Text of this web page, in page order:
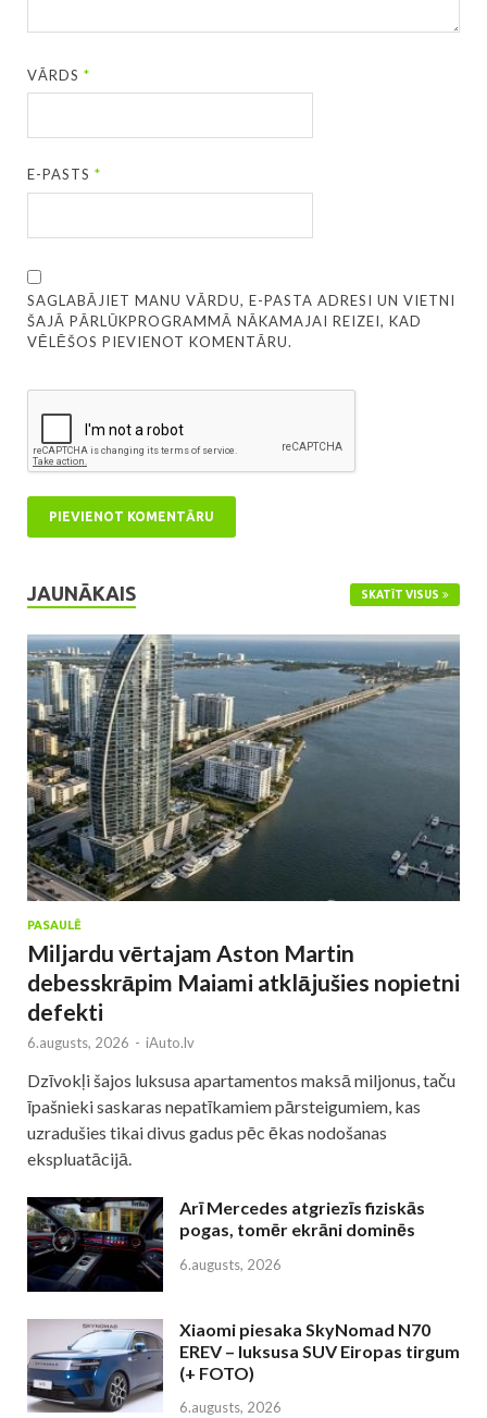
VĀRDS*
E-PASTS*
SAGLABĀJIET MANU VĀRDU, E-PASTA ADRESI UN VIETNI
ŠAJĀ PĀRLŪKPROGRAMMĀ NĀKAMAJAI REIZEI, KAD
VĒLĒŠOS PIEVIENOT KOMENTĀRU.
JAUNĀKAIS SKATĪT VISUS
PASAULĒ
Miljardu vērtajam Aston Martin
debesskrāpim Maiami atklājušies nopietni
defekti
6.augusts, 2026 - iAuto.lv
Dzīvokļi šajos luksusa apartamentos maksā miljonus, taču
īpašnieki saskaras nepatīkamiem pārsteigumiem, kas
uzradušies tikai divus gadus pēc ēkas nodošanas
ekspluatācijā.
Arī Mercedes atgriezīs fiziskās
pogas, tomēr ekrāni dominēs
6.augusts, 2026
Xiaomi piesaka SkyNomad N70
EREV – luksusa SUV Eiropas tirgum
(+ FOTO)
6.augusts, 2026